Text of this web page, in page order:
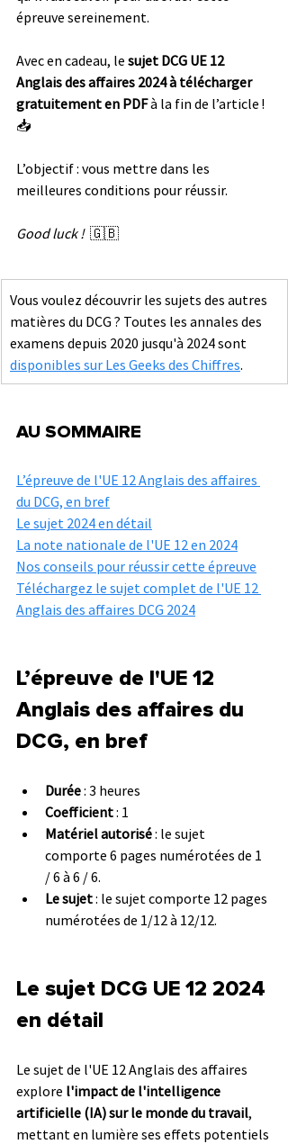
épreuve sereinement.
Avec en cadeau, le sujet DCG UE 12
Anglais des affaires 2024 à télécharger
gratuitementen PDF à la fin de l’article !
📥
L’objectif : vous mettre dans les
meilleures conditions pour réussir.
Good luck ! 🇬🇧
Vous voulez découvrir les sujets des autres
matières du DCG ? Toutes les annales des
examens depuis 2020 jusqu'à 2024 sont
disponibles sur Les Geeks des Chiffres.
AU SOMMAIRE
L’épreuve de l'UE 12 Anglais des affaires
du DCG, en bref
Le sujet 2024 en détail
La note nationale de l'UE 12 en 2024
Nos conseils pour réussir cette épreuve
Téléchargez le sujet complet de l'UE 12
Anglais des affaires DCG 2024
L’épreuve de l'UE 12
Anglais des affaires du
DCG, en bref
Durée : 3 heures
Coefficient : 1
Matériel autorisé : le sujet
comporte 6 pages numérotées de 1
/ 6 à 6 / 6.
Le sujet : le sujet comporte 12 pages
numérotées de 1/12 à 12/12.
Le sujet DCG UE 12 2024
en détail
Le sujet de l'UE 12 Anglais des affaires
explore l'impact de l'intelligence
artificielle (IA) sur le monde du travail,
mettant en lumière ses effets potentiels